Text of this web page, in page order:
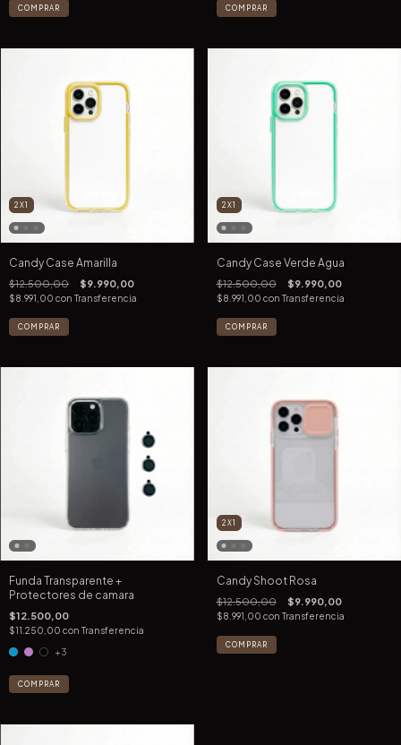
COMPRAR COMPRAR
2X1
Candy Case Amarilla
$12.500,00 $9.990,00
$8.991,00 con Transferencia
COMPRAR
2X1
Candy Case Verde Agua
$12.500,00 $9.990,00
$8.991,00 con Transferencia
COMPRAR
Funda Transparente +
Protectores de camara
$12.500,00
$11.250,00 con Transferencia
+3
COMPRAR
2X1
Candy Shoot Rosa
$12.500,00 $9.990,00
$8.991,00 con Transferencia
COMPRAR